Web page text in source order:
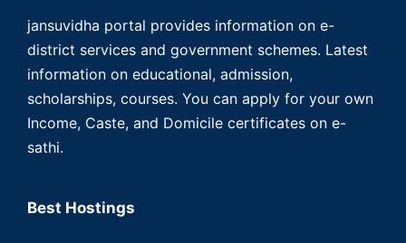
jansuvidha portal provides information on e-
district services and government schemes. Latest
information on educational, admission,
scholarships, courses. You can apply for your own
Income, Caste, and Domicile certificates on e-
sathi.
Best Hostings